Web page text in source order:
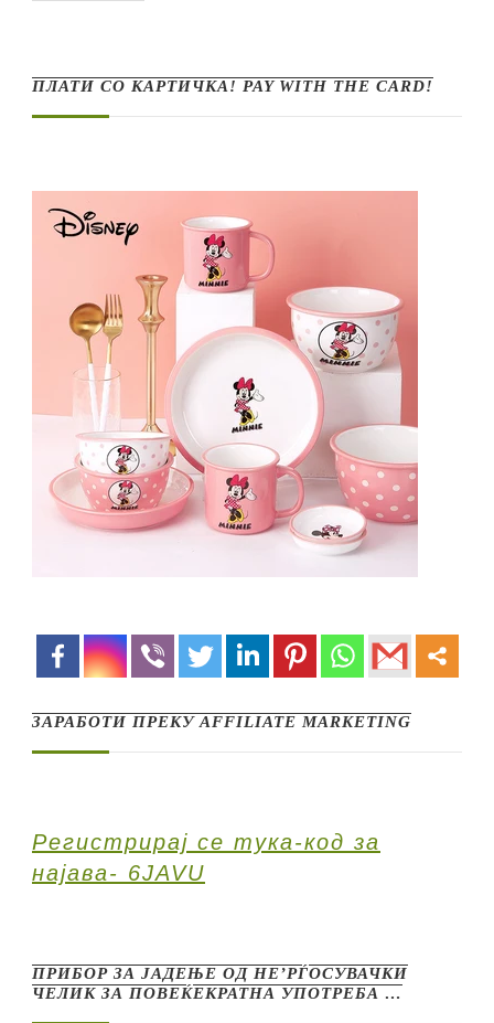
ПЛАТИ СО КАРТИЧКА! PAY WITH THE CARD!
ЗАРАБОТИ ПРЕКУ AFFILIATE MARKETING
Регистрирај се тука-код за
најава- 6JAVU
ПРИБОР ЗА ЈАДЕЊЕ ОД НЕ’РЃОСУВАЧКИ
ЧЕЛИК ЗА ПОВЕЌЕКРАТНА УПОТРЕБА …